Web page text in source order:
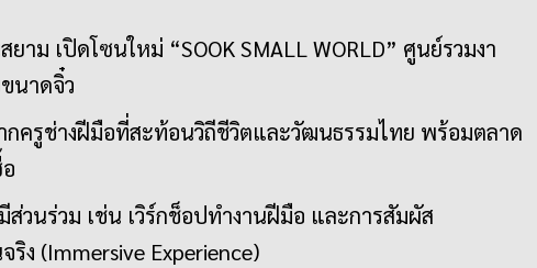
าม เปิดโซนใหม่ “SOOK SMALL WORLD” ศูนย์รวมงา
นาดจิ๋ว
กครูช่างฝีมือที่สะท้อนวิถีชีวิตและวัฒนธรรมไทย พร้อมตลาด
ส่วนร่วม เช่น เวิร์กช็อปทำงานฝีมือ และการสัมผัส
ง (Immersive Experience)